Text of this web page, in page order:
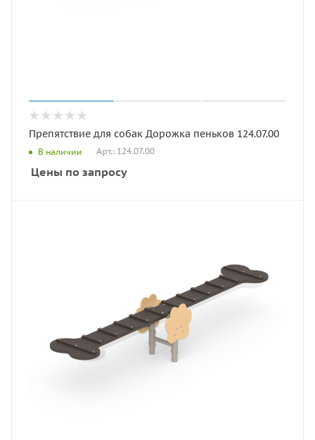
Препятствие для собак Дорожка пеньков 124.07.00
В наличии Арт.: 124.07.00
Цены по запросу